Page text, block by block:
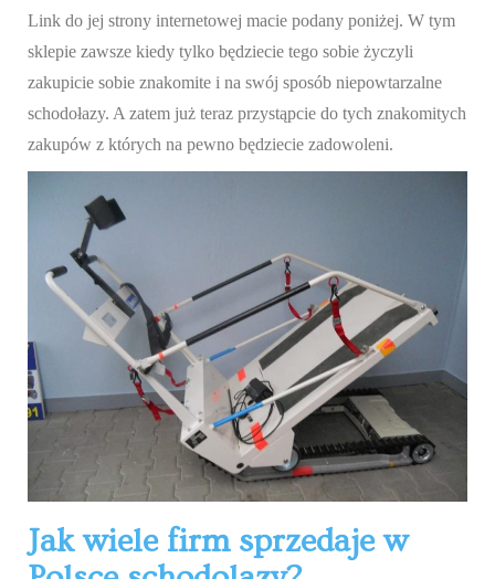
Link do jej strony internetowej macie podany poniżej. W tym
sklepie zawsze kiedy tylko będziecie tego sobie życzyli
zakupicie sobie znakomite i na swój sposób niepowtarzalne
schodołazy. A zatem już teraz przystąpcie do tych znakomitych
zakupów z których na pewno będziecie zadowoleni.
Jak wiele firm sprzedaje w